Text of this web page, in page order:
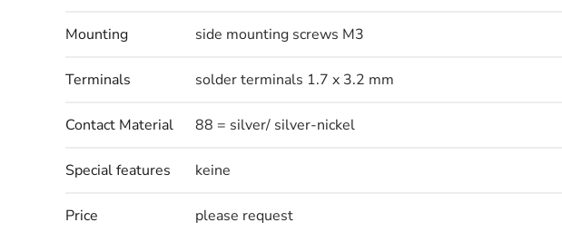
Mounting side mounting screws M3
Terminals solder terminals 1.7 x 3.2 mm
Contact Material 88 = silver/ silver-nickel
Special features keine
Price please request